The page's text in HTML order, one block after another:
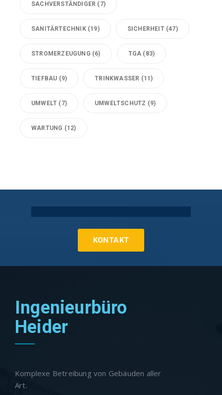
SACHVERSTÄNDIGER (7)
SANITÄRTECHNIK(19) SICHERHEIT(47)
STROMERZEUGUNG (6) TGA (83)
TIEFBAU (9) TRINKWASSER (11)
UMWELT (7) UMWELTSCHUTZ (9)
WARTUNG (12)
KONTAKT
Ingenieurbüro
Heider
Komplexe Betreibung von Gebäuden aller
Art.